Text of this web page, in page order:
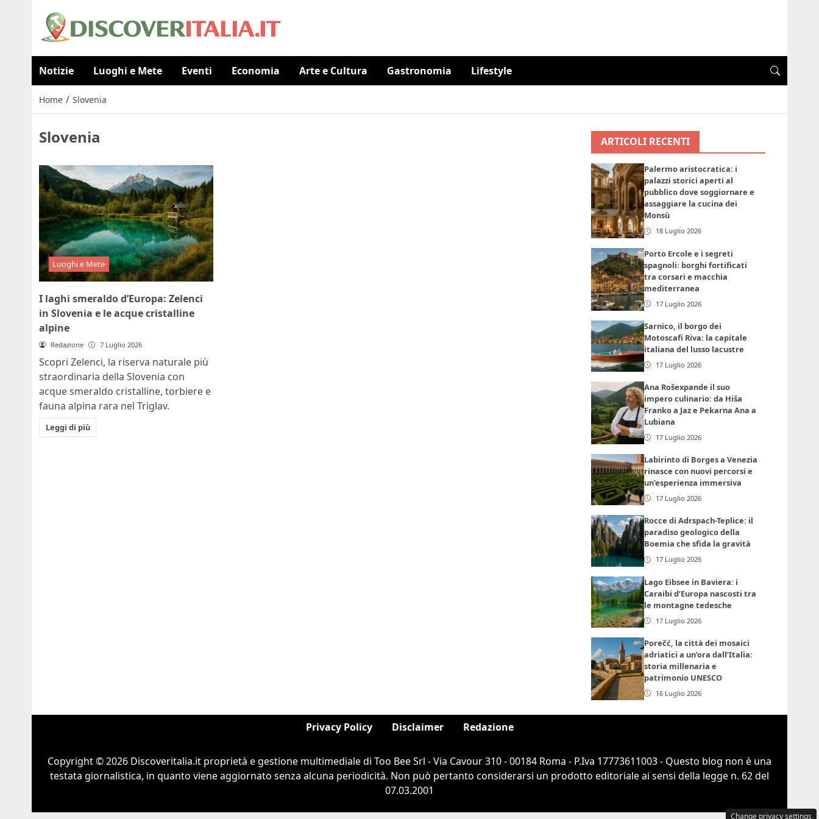
Notizie Luoghi e Mete Eventi Economia Arte e Cultura Gastronomia Lifestyle
Home / Slovenia
Slovenia
Luoghi e Mete
I laghi smeraldo d’Europa: Zelenci
in Slovenia e le acque cristalline
alpine
Redazione 7 Luglio 2026
Scopri Zelenci, la riserva naturale più
straordinaria della Slovenia con
acque smeraldo cristalline, torbiere e
fauna alpina rara nel Triglav.
Leggi di più
ARTICOLI RECENTI
Palermo aristocratica: i
palazzi storici aperti al
pubblico dove soggiornare e
assaggiare la cucina dei
Monsù
18 Luglio 2026
Porto Ercole e i segreti
spagnoli: borghi fortificati
tra corsari e macchia
mediterranea
17 Luglio 2026
Sarnico, il borgo dei
Motoscafi Riva: la capitale
italiana del lusso lacustre
17 Luglio 2026
Ana Rošexpande il suo
impero culinario: da Hiša
Franko a Jaz e Pekarna Ana a
Lubiana
17 Luglio 2026
Labirinto di Borges a Venezia
rinasce con nuovi percorsi e
un’esperienza immersiva
17 Luglio 2026
Rocce di Adrspach-Teplice: il
paradiso geologico della
Boemia che sfida la gravità
17 Luglio 2026
Lago Eibsee in Baviera: i
Caraibi d’Europa nascosti tra
le montagne tedesche
17 Luglio 2026
Porečć, la città dei mosaici
adriatici a un’ora dall’Italia:
storia millenaria e
patrimonio UNESCO
16 Luglio 2026
Privacy Policy Disclaimer Redazione
Copyright © 2026 Discoveritalia.it proprietà e gestione multimediale di Too Bee Srl - Via Cavour 310 - 00184 Roma - P.Iva 17773611003 - Questo blog non è una
testata giornalistica, in quanto viene aggiornato senza alcuna periodicità. Non può pertanto considerarsi un prodotto editoriale ai sensi della legge n. 62 del
07.03.2001
Change privacy settings